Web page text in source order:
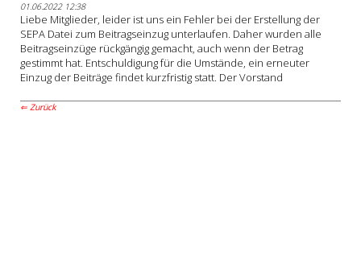
01.06.2022 12:38
Liebe Mitglieder, leider ist uns ein Fehler bei der Erstellung der
SEPA Datei zum Beitragseinzug unterlaufen. Daher wurden alle
Beitragseinzüge rückgängig gemacht, auch wenn der Betrag
gestimmt hat. Entschuldigung für die Umstände, ein erneuter
Einzug der Beiträge findet kurzfristig statt. Der Vorstand
Zurück